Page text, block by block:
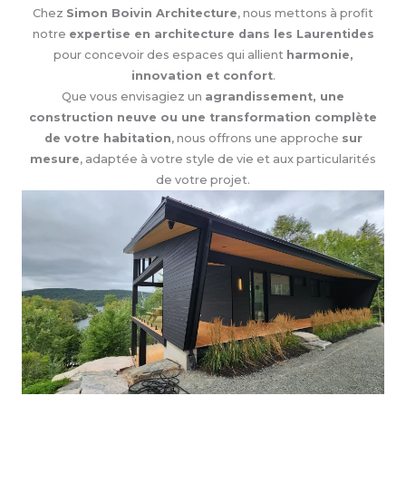
Chez Simon Boivin Architecture, nous mettons à profit
notre expertise en architecture dans les Laurentides
pour concevoir des espaces qui allient harmonie,
innovation et confort.
Que vous envisagiez un agrandissement, une
construction neuve ou une transformation complète
de votre habitation, nous offrons une approche sur
mesure, adaptée à votre style de vie et aux particularités
de votre projet.